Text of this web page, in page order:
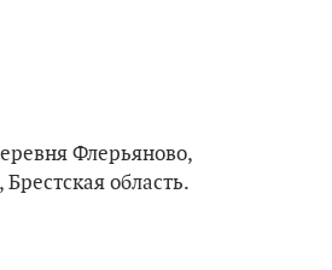
Флерьяново,
область.